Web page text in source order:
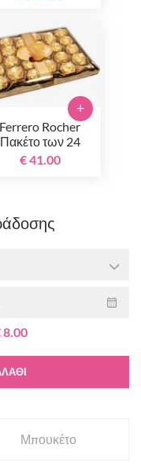
Ferrero Rocher
Πακέτο των 24
€ 41.00
+
8.00
Μπουκέτο